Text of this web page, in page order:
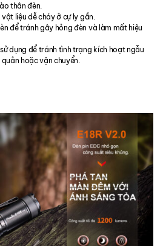
thân đèn.
liệu dễ cháy ở cự ly gần.
để tránh gây hỏng đèn và làm mất hiệu
dụng để tránh tình trạng kích hoạt ngẫu
hoặc vận chuyển.